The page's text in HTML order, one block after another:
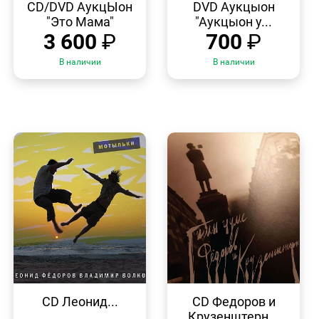
CD/DVD АукцЫон
"Это Мама"
3 600 ₽
В наличии
DVD Аукцыон
"Аукцыон у...
700 ₽
В наличии
ПРОСМОТР
CD Леонид...
ПРОСМОТР
CD Федоров и